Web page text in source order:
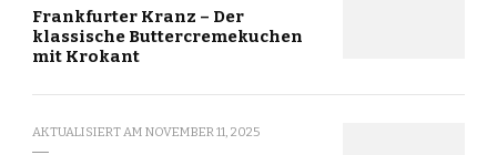
Frankfurter Kranz – Der
klassische Buttercremekuchen
mit Krokant
AKTUALISIERT AM NOVEMBER 11, 2025